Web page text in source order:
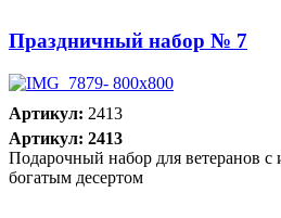
Праздничный набор № 7
Артикул: 2413
Артикул: 2413
Подарочный набор для ветеранов с
богатым десертом